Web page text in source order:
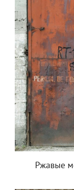
Ржавые